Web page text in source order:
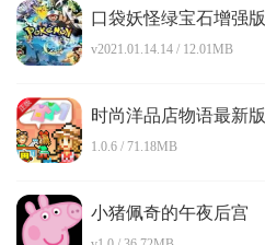
口袋妖怪绿宝石增强版
v2021.01.14.14 / 12.01MB
时尚洋品店物语最新版
1.0.6 / 71.18MB
小猪佩奇的午夜后宫